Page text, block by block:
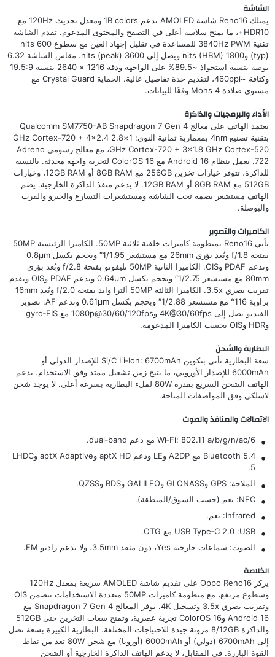
الشاشة
يمتلك Reno16 شاشة AMOLED تدعم 1B colors ومعدل تحديث 120Hz مع
HDR10+، ما يمنح سلاسة أعلى في التصفح والمحتوى المدعوم. تقدم الشاشة
تقنية 3840Hz PWM للمساعدة في تقليل إجهاد العين مع سطوع 600 nits
(typ) و1800 nits (HBM) ويصل إلى 3600 nits (peak). مقاس الشاشة 6.32
بوصة بنسبة استحواذ ~89.5% على الواجهة ودقة 1216 × 2640 بنسبة 19.5:9
وكثافة ~460ppi، لتقديم حدة تفاصيل عالية. الحماية Crystal Guard مع
مستوى صلادة Mohs 4 وفقًا للبيانات.
الأداء والبرمجيات والذاكرة
يعتمد الهاتف على معالج Qualcomm SM7750-AB Snapdragon 7 Gen 4
بتقنية تصنيع 4nm بمعمارية ثمانية النوى: 1×2.8 GHz Cortex-720 + 4×2.4
GHz Cortex-720 + 3×1.8 GHz Cortex-520، مع معالج رسومي Adreno
722. يعمل بنظام Android 16 مع ColorOS 16 لتجربة واجهة محدثة. بالنسبة
للذاكرة، تتوفر خيارات تخزين 256GB مع 8GB RAM أو 12GB RAM، وخيارات
512GB مع 8GB RAM أو 12GB RAM. لا يدعم منفذ الذاكرة الخارجية. يضم
الهاتف مستشعر بصمة تحت الشاشة ومستشعرات التسارع والجيرو والقرب
والبوصلة.
الكاميرات والتصوير
يأتي Reno16 بمنظومة كاميرات خلفية ثلاثية 50MP. الكاميرا الرئيسية 50MP
بفتحة f/1.8 وبُعد بؤري 26mm مع مستشعر 1/1.95″ وبحجم بكسل 0.8µm
وتدعم PDAF وOIS. الكاميرا الثانية 50MP تليفوتو بفتحة f/2.8 وبُعد بؤري
80mm مع مستشعر 1/2.75″ وبحجم بكسل 0.64µm وتدعم PDAF وOIS وتقدم
تقريب بصري 3.5x. الكاميرا الثالثة 50MP ألترا وايد بفتحة f/2.0 وبُعد 16mm
بزاوية 116° مع مستشعر 1/2.88″ وبحجم بكسل 0.61µm وتدعم AF. تصوير
الفيديو يصل إلى 4K@30/60fps و1080p@30/60/120fps مع gyro‑EIS
وHDR وOIS بحسب الكاميرا المدعومة.
البطارية والشحن
سعة البطارية تأتي بتكوين Si/C Li‑Ion: 6700mAh للإصدار الدولي أو
6000mAh للإصدار الأوروبي، ما يتيح زمن تشغيل ممتد وفق الاستخدام. يدعم
الهاتف الشحن السريع بقدرة 80W لملء البطارية بسرعة أعلى. لا يوجد شحن
لاسلكي وفق المواصفات المتاحة.
الاتصالات والمنافذ والصوت
Wi‑Fi: ‎802.11 a/b/g/n/ac/6‎ مع دعم dual‑band.
Bluetooth 5.4 مع A2DP وLE ودعم aptX HD وaptX Adaptive وLHDC
5.
الملاحة: GPS وGLONASS وGALILEO وBDS وQZSS.
NFC: نعم (حسب السوق/المنطقة).
Infrared: نعم.
USB: ‏USB Type‑C 2.0 مع OTG.
الصوت: سماعات خارجية Yes، دون منفذ 3.5mm، ولا يدعم راديو FM.
الخلاصة
يركز Oppo Reno16 على تقديم شاشة AMOLED سريعة بمعدل 120Hz
وسطوع مرتفع، مع منظومة كاميرات 50MP متعددة الاستخدامات تتضمن OIS
وتقريب بصري 3.5x وتسجيل 4K. يوفر المعالج Snapdragon 7 Gen 4 مع
Android 16 وColorOS 16 تجربة عصرية، وتمنح سعات التخزين حتى 512GB
والذاكرة 8/12GB مرونة جيدة للاحتياجات المختلفة. البطارية الكبيرة بسعة تصل
إلى 6700mAh (دولي) أو 6000mAh (أوروبا) مع شحن 80W تعد من نقاط
القوة البارزة. في المقابل، لا يدعم الهاتف الذاكرة الخارجية أو الشحن